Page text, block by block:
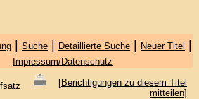
| Suche| Detaillierte Suche| Neuer Titel |
Impressum/Datenschutz
[Berichtigungen zu diesem Titel
mitteilen]